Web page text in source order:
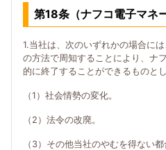
第18条（ナフコ電子マネ
1.当社は、次のいずれかの場合に
の方法で周知することにより、ナ
的に終了することができるものとし
（1）社会情勢の変化。
（2）法令の改廃。
（3）その他当社のやむを得ない都